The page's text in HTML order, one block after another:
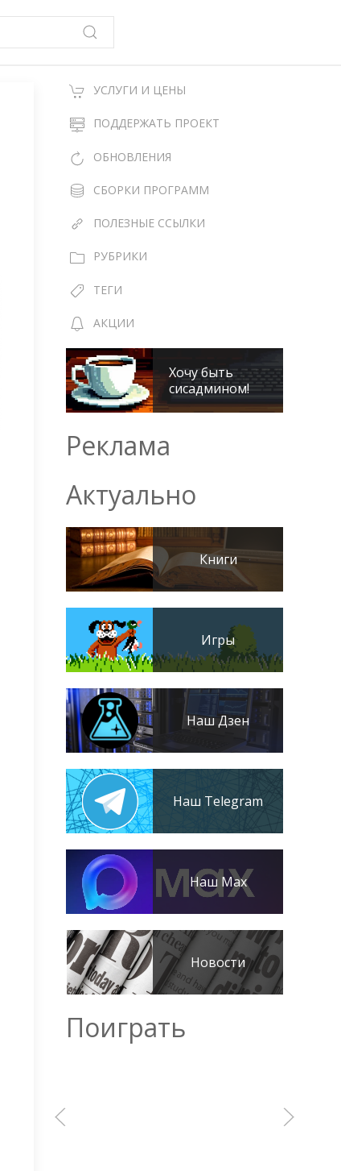
УСЛУГИ И ЦЕНЫ
ПОДДЕРЖАТЬ ПРОЕКТ
ОБНОВЛЕНИЯ
СБОРКИ ПРОГРАММ
ПОЛЕЗНЫЕ ССЫЛКИ
РУБРИКИ
ТЕГИ
АКЦИИ
Хочу быть
сисадмином!
Реклама
Актуально
Книги
Игры
Наш Дзен
Наш Telegram
Наш Max
Новости
Поиграть